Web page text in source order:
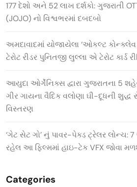
177 દેશો અને 52 લાખ દર્શકો: ગુજરાતી
(JOJO) નો વિશ્વભરમાં દબદબો
અમદાવાદમાં યોજાયેલા ‘ઓકલ્ટ
ટેરોટ રીડર પુનિતજી લુલ્લા એ ટેરોટ કાર્ડ
આયુદા ઓર્ગેનિક્સ દ્વારા ગુજરાતના 5
ગીર ગાયના વૈદિક વલોણા ઘી-દૂધની
વિસ્તરણ
‘ગેટ સેટ ગો’ નું પાવર-પેક્ડ ટ્રેલર
રહેલ આ ફિલ્મમાં હાઇ-ટેક VFX જોવા
Categories